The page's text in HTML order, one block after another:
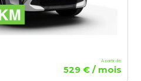
À partir de
529 € / mois